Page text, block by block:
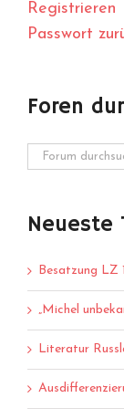
Registrieren
Passwort
Foren
Neueste
Besatzung LZ
„Michel
Literatur